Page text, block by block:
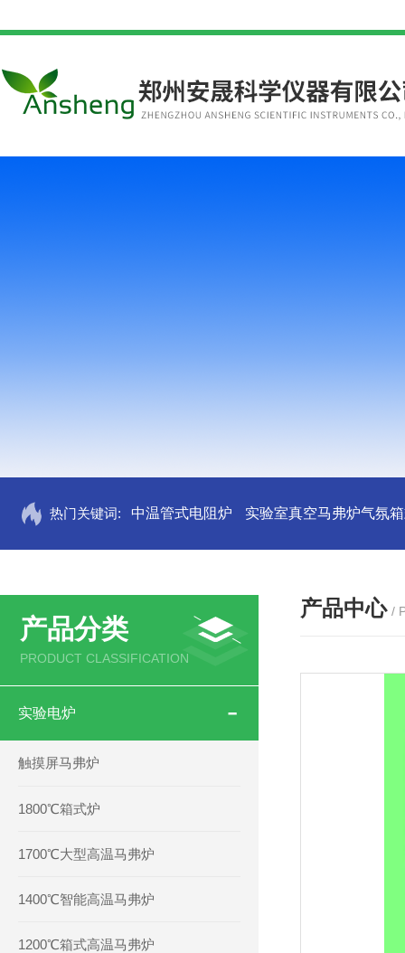
热门关键词: 中温管式电阻炉 实验室真空马弗炉气氛
产品分类
PRODUCT CLASSIFICATION
实验电炉
触摸屏马弗炉
1800℃箱式炉
1700℃大型高温马弗炉
1400℃智能高温马弗炉
1200℃箱式高温马弗炉
产品中心 /